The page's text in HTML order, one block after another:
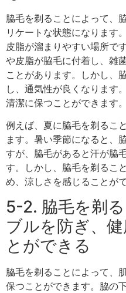
脇毛を剃ることによって、
リケートな状態になります
皮脂が溜まりやすい場所で
や皮脂が脇毛に付着し、雑
ことがあります。しかし、
し、通気性が良くなります
清潔に保つことができます。
例えば、夏に脇毛を剃るこ
ます。暑い季節になると、
すが、脇毛があると汗が脇
す。しかし、脇毛を剃るこ
め、涼しさを感じることがで
5-2. 脇毛を剃
ブルを防ぎ、
とができる
脇毛を剃ることによって、
保つことができます。脇の